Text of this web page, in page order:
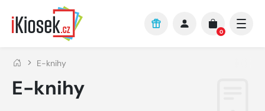
Přejít na hlavní obsah
0
E-knihy
E-knihy